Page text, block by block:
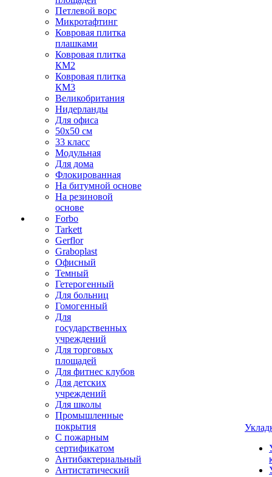
Петлевой ворс
Микротафтинг
Ковровая плитка
плашками
Ковровая плитка
КМ2
Ковровая плитка
КМ3
Великобритания
Нидерланды
Для офиса
50х50 см
33 класс
Модульная
Для дома
Флокированная
На битумной основе
На резиновой
основе
Forbo
Tarkett
Gerflor
Graboplast
Офисный
Темный
Гетерогенный
Для больниц
Гомогенный
Для
государственных
учреждений
Для торговых
площадей
Для фитнес клубов
Для детских
учреждений
Для школы
Промышленные
покрытия
С пожарным
сертификатом
Антибактериальный
Антистатический